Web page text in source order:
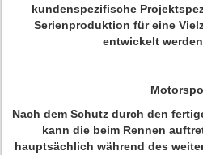
kundenspezifische
Serienproduktion für eine
entwickelt
Nach dem Schutz durch den
kann die beim Rennen
hauptsächlich während des